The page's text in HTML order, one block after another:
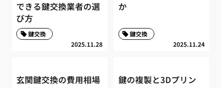
できる鍵交換業者の選
び方
2025.11.28
鍵交換
か
2025.11.24
鍵交換
玄関鍵交換の費用相場
鍵の複製と3Dプリン